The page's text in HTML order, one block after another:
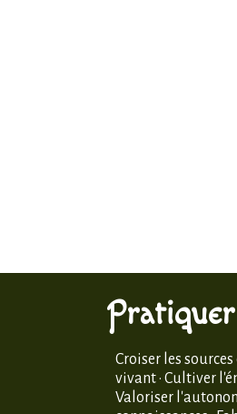
Croiser les
vivant · Cultiver
Valoriser